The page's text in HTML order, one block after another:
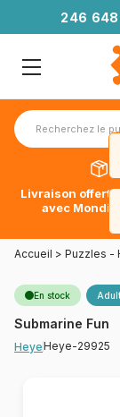
246 648
Livraison
avec
Accueil > Puzzles -
En stock
Submarine Fun
HeyeHeye-29925